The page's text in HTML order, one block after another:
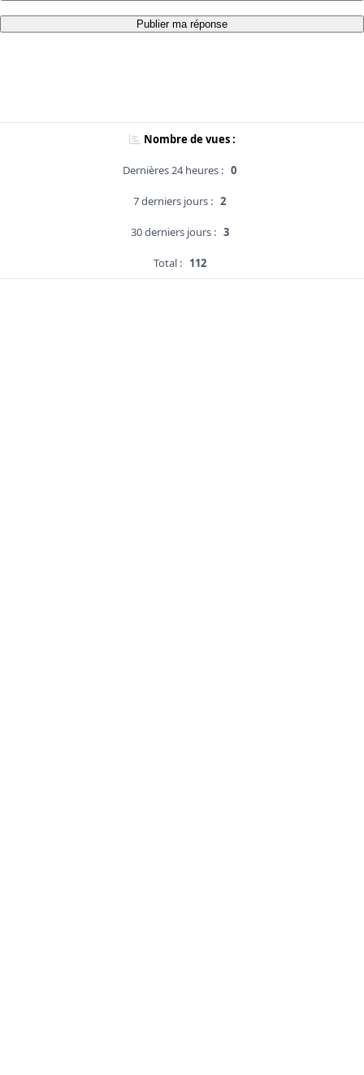
Publier ma réponse
Nombre de vues :
Dernières 24 heures : 0
7 derniers jours : 2
30 derniers jours : 3
Total : 112